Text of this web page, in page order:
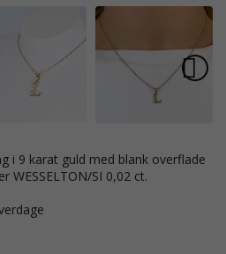
WESSELTON/SI 0,02 ct.